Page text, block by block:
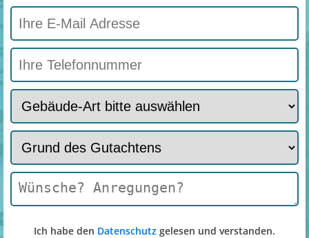
Ich habe den Datenschutz gelesen und verstanden.